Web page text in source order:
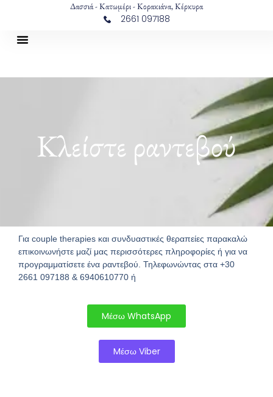
Δασσιά - Κατωμέρι - Κορακιάνα, Κέρκυρα
2661 097188
Κλείστε ραντεβού
Για couple therapies και συνδυαστικές θεραπείες παρακαλώ
επικοινωνήστε μαζί μας περισσότερες πληροφορίες ή για να
προγραμματίσετε ένα ραντεβού. Τηλεφωνώντας στα +30
2661 097188 & 6940610770 ή
Mέσω WhatsApp
Mέσω Viber